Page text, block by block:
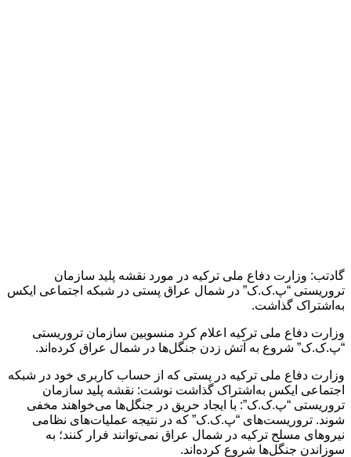
گادتب: وزارت دفاع ملی ترکیه در مورد نقشه پلید سازمان
تروریستی “پ.ک.ک” در شمال عراق پستی در شبکه اجتماعی ایکس
به‌اشتراک گذاشت.
وزارت دفاع ملی ترکیه اعلام کرد منسوبین سازمان تروریستی
“پ.ک.ک” شروع به آتش زدن جنگل‌ها در شمال عراق کرده‌اند.
وزارت دفاع ملی ترکیه در پستی که از حساب کاربری خود در شبکه
اجتماعی ایکس به‌اشتراک گذاشت نوشت: نقشه پلید سازمان
تروریستی “پ.ک.ک”: با ایجاد حریق در جنگل‌ها می‌خواهند مخفی
شوند. تروریست‌های “پ.ک.ک” که در نتیجه عملیات‌های نظامی
نیروهای مسلح ترکیه در شمال عراق نمی‌توانند فرار کنند؛ به
سوزاندن جنگل‌ها شروع کرده‌اند.